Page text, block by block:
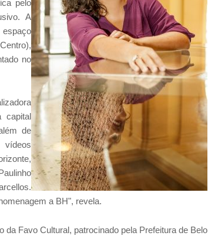
pelo
A
no
de
vídeos
a BH", revela.
Favo Cultural, patrocinado pela Prefeitura de Belo